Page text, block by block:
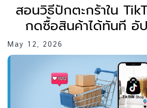
สอนวิธีปักตะกร้าใน
กดซื้อสินค้าได้ทันที อั
May 12, 2026